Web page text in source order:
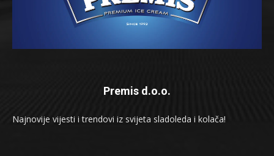
Premis d.o.o.
Najnovije vijesti i trendovi iz svijeta sladoleda i kolača!